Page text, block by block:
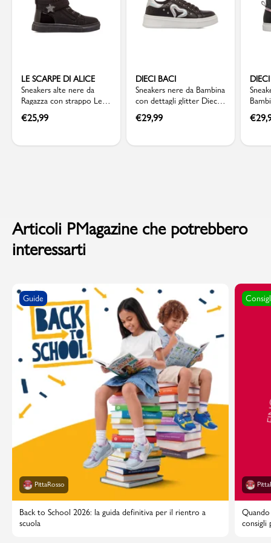
LE SCARPE DI ALICE
Sneakers alte nere da
Ragazza con strappo Le
scarpe di Alice
€25,99
DIECI BACI
Sneakers nere da Bambina
con dettagli glitter Dieci
Baci
€29,99
Baci
€
Articoli PMagazine che potrebbero
interessarti
Guide
PittaRosso
Back to School 2026: la guida definitiva per il rientro a
scuola
consigli